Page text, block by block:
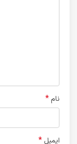
نام *
ایمیل *